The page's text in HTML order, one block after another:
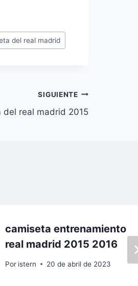
del real madrid
SIGUIENTE
del real madrid 2015
camiseta entrenamiento
real madrid 2015 2016
Por istern 20 de abril de 2023